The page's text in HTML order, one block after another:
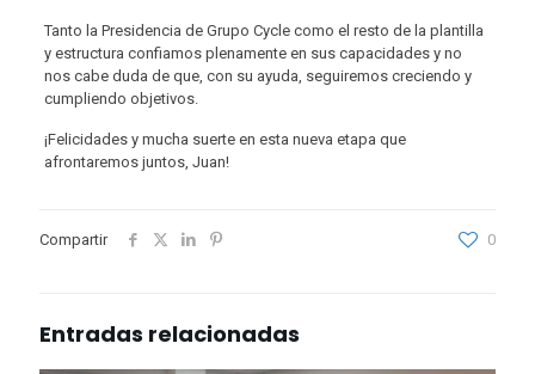
Tanto la Presidencia de Grupo Cycle como el resto de la plantilla
y estructura confiamos plenamente en sus capacidades y no
nos cabe duda de que, con su ayuda, seguiremos creciendo y
cumpliendo objetivos.
¡Felicidades y mucha suerte en esta nueva etapa que
afrontaremos juntos, Juan!
Compartir 0
Entradas relacionadas